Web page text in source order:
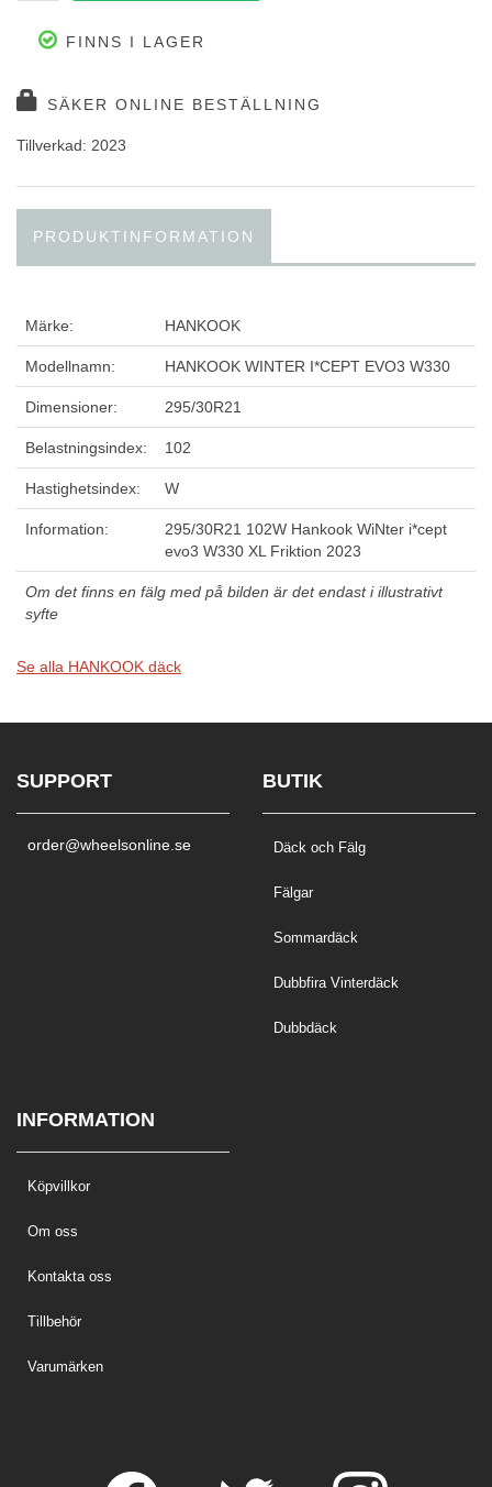
FINNS I LAGER
SÄKER ONLINE BESTÄLLNING
Tillverkad: 2023
PRODUKTINFORMATION
Märke: HANKOOK
Modellnamn: HANKOOK WINTER I*CEPT EVO3 W330
Dimensioner: 295/30R21
Belastningsindex: 102
Hastighetsindex: W
Information:
295/30R21 102W Hankook WiNter i*cept
evo3 W330 XL Friktion 2023
Om det finns en fälg med på bilden är det endast i illustrativt
syfte
Se alla HANKOOK däck
SUPPORT
order@wheelsonline.se
BUTIK
Däck och Fälg
Fälgar
Sommardäck
Dubbfira Vinterdäck
Dubbdäck
INFORMATION
Köpvillkor
Om oss
Kontakta oss
Tillbehör
Varumärken